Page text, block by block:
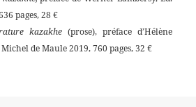
pages, 28 €
kazakhe (prose), préface d’Hélène
Michel de Maule 2019, 760 pages, 32 €